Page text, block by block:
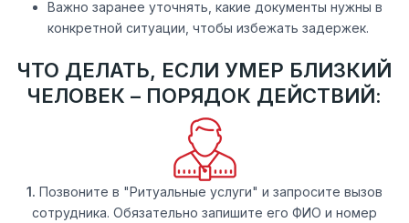
Важно заранее уточнять, какие документы нужны в
конкретной ситуации, чтобы избежать задержек.
ЧТО ДЕЛАТЬ, ЕСЛИ УМЕР БЛИЗКИЙ
ЧЕЛОВЕК – ПОРЯДОК ДЕЙСТВИЙ:
1. Позвоните в "Ритуальные услуги" и запросите вызов
сотрудника. Обязательно запишите его ФИО и номер